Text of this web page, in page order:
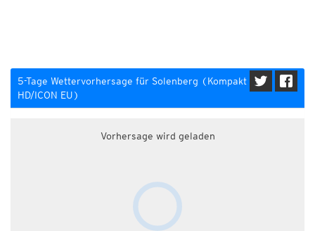
5-Tage Wettervorhersage für Solenberg (Kompakt
HD/ICON EU)
Vorhersage wird geladen